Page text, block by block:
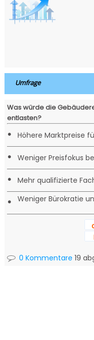
Umfrage
Was würde die
entlasten?
• Höhere Marktpreise
• Weniger Preisfokus
• Mehr qualifizierte
• Weniger Bürokratie
0 Kommentare 19